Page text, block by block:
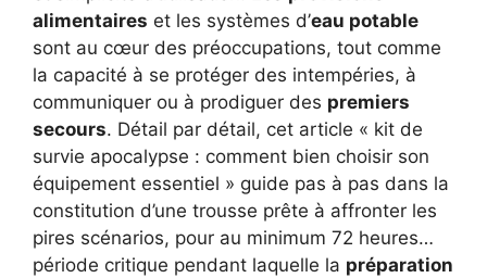
alimentaires et les systèmes d’eau potable
sont au cœur des préoccupations, tout comme
la capacité à se protéger des intempéries, à
communiquer ou à prodiguer des premiers
secours. Détail par détail, cet article « kit de
survie apocalypse : comment bien choisir son
équipement essentiel » guide pas à pas dans la
constitution d’une trousse prête à affronter les
pires scénarios, pour au minimum 72 heures…
période critique pendant laquelle la préparation